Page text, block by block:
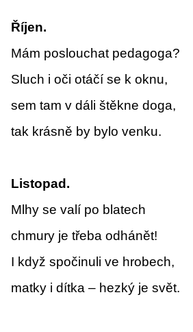
Říjen.
Mám poslouchat pedagoga?
Sluch i oči otáčí se k oknu,
sem tam v dáli štěkne doga,
tak krásně by bylo venku.
Listopad.
Mlhy se valí po blatech
chmury je třeba odhánět!
I když spočinuli ve hrobech,
matky i dítka – hezký je svět.